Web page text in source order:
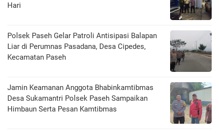
Hari
Polsek Paseh Gelar Patroli Antisipasi Balapan
Liar di Perumnas Pasadana, Desa Cipedes,
Kecamatan Paseh
Jamin Keamanan Anggota Bhabinkamtibmas
Desa Sukamantri Polsek Paseh Sampaikan
Himbaun Serta Pesan Kamtibmas